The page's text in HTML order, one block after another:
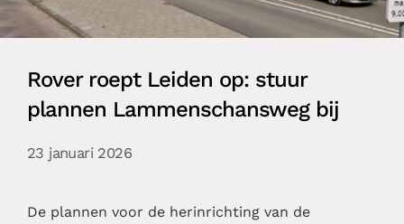
Rover roept Leiden op: stuur
plannen Lammenschansweg bij
23 januari 2026
De plannen voor de herinrichting van de